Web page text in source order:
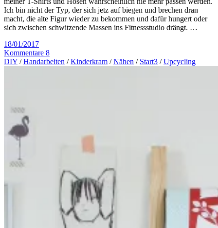
Ich bin nicht der Typ, der sich jetz auf biegen und brechen dran
macht, die alte Figur wieder zu bekommen und dafür hungert oder
sich zwischen schwitzende Massen ins Fitnessstudio drängt. …
18/01/2017
Kommentare 8
DIY /Handarbeiten /Kinderkram /Nähen / Start3 /Upcycling